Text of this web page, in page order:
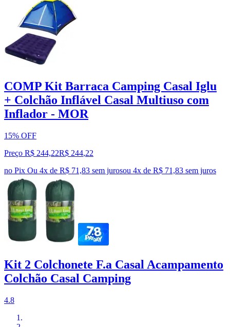
COMP Kit Barraca Camping Casal Iglu
+ Colchão Inflável Casal Multiuso com
Inflador - MOR
15% OFF
Preço R$ 244,22R$ 244,22
no Pix Ou 4x de R$ 71,83 sem jurosou 4x de R$ 71,83 sem juros
Kit 2 Colchonete F.a Casal Acampamento
Colchão Casal Camping
4.8